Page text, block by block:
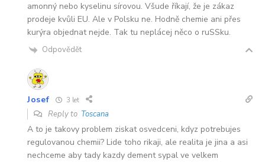
amonný nebo kyselinu sírovou. Všude říkají, že je zákaz
prodeje kvůli EU. Ale v Polsku ne. Hodně chemie ani přes
kurýra objednat nejde. Tak tu neplácej něco o ruSSku.
Odpovědět
Josef 3 let
Reply to Toscana
A to je takovy problem ziskat osvedceni, kdyz potrebujes
regulovanou chemii? Lide toho rikaji, ale realita je jina a asi
nechceme aby tady kazdy dement sypal ve velkem